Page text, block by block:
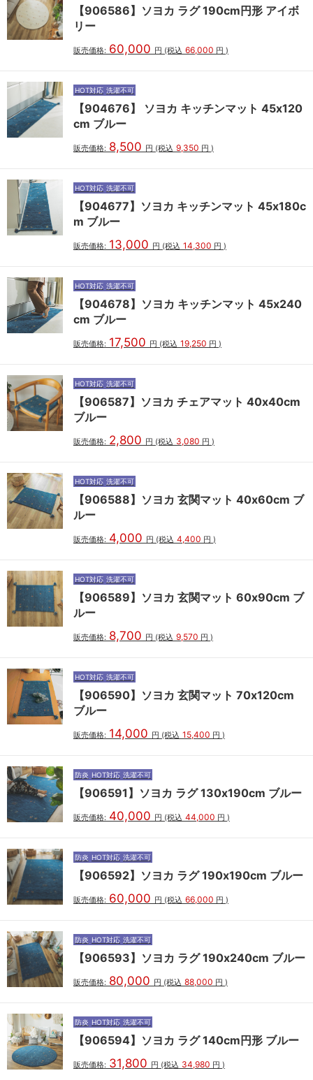
【906586】ソヨカ ラグ 190cm円形 アイボ
リー
販売価格: 60,000 円 (税込 66,000 円 )
HOT対応 洗濯不可
【904676】 ソヨカ キッチンマット 45x120
cm ブルー
販売価格: 8,500 円 (税込 9,350 円 )
HOT対応 洗濯不可
【904677】ソヨカ キッチンマット 45x180c
m ブルー
販売価格: 13,000 円 (税込 14,300 円 )
HOT対応 洗濯不可
【904678】ソヨカ キッチンマット 45x240
cm ブルー
販売価格: 17,500 円 (税込 19,250 円 )
HOT対応 洗濯不可
【906587】ソヨカ チェアマット 40x40cm
ブルー
販売価格: 2,800 円 (税込 3,080 円 )
HOT対応 洗濯不可
【906588】ソヨカ 玄関マット 40x60cm ブ
ルー
販売価格: 4,000 円 (税込 4,400 円 )
HOT対応 洗濯不可
【906589】ソヨカ 玄関マット 60x90cm ブ
ルー
販売価格: 8,700 円 (税込 9,570 円 )
HOT対応 洗濯不可
【906590】ソヨカ 玄関マット 70x120cm
ブルー
販売価格: 14,000 円 (税込 15,400 円 )
防炎 HOT対応 洗濯不可
【906591】ソヨカ ラグ 130x190cm ブルー
販売価格: 40,000 円 (税込 44,000 円 )
防炎 HOT対応 洗濯不可
【906592】ソヨカ ラグ 190x190cm ブルー
販売価格: 60,000 円 (税込 66,000 円 )
防炎 HOT対応 洗濯不可
【906593】ソヨカ ラグ 190x240cm ブルー
販売価格: 80,000 円 (税込 88,000 円 )
防炎 HOT対応 洗濯不可
【906594】ソヨカ ラグ 140cm円形 ブルー
販売価格: 31,800 円 (税込 34,980 円 )